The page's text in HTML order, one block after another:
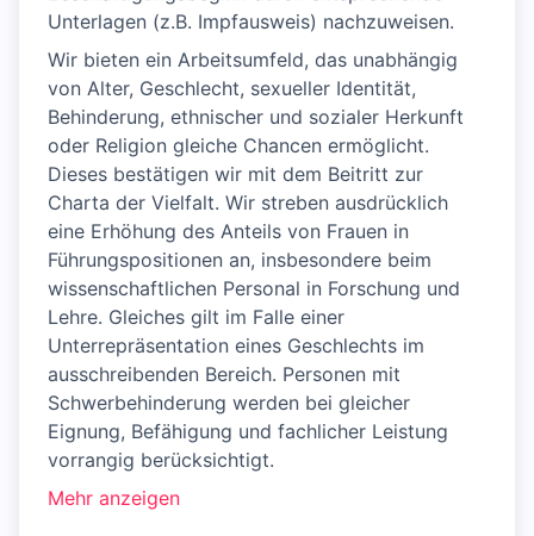
Unterlagen (z.B. Impfausweis) nachzuweisen.
Wir bieten ein Arbeitsumfeld, das unabhängig
von Alter, Geschlecht, sexueller Identität,
Behinderung, ethnischer und sozialer Herkunft
oder Religion gleiche Chancen ermöglicht.
Dieses bestätigen wir mit dem Beitritt zur
Charta der Vielfalt. Wir streben ausdrücklich
eine Erhöhung des Anteils von Frauen in
Führungspositionen an, insbesondere beim
wissenschaftlichen Personal in Forschung und
Lehre. Gleiches gilt im Falle einer
Unterrepräsentation eines Geschlechts im
ausschreibenden Bereich. Personen mit
Schwerbehinderung werden bei gleicher
Eignung, Befähigung und fachlicher Leistung
vorrangig berücksichtigt.
Mehr anzeigen